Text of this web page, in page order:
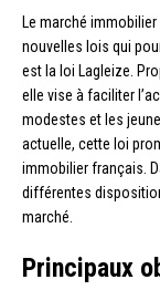
Le marché
nouvelles lois qui
est la loi Lagleize.
elle vise à faciliter
modestes et les
actuelle, cette loi
immobilier français.
différentes
marché.
Principaux